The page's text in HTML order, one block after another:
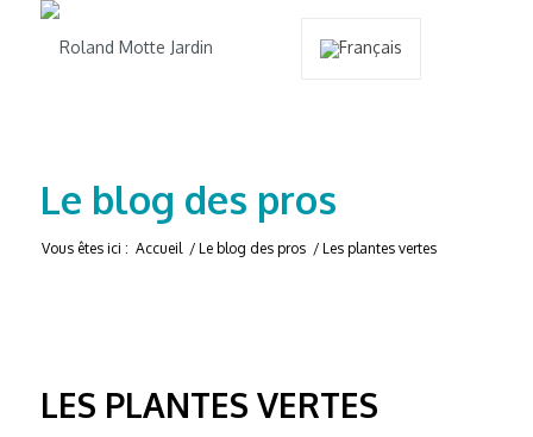
Le blog des pros
Vous êtes ici : Accueil / Le blog des pros / Les plantes vertes
LES PLANTES VERTES